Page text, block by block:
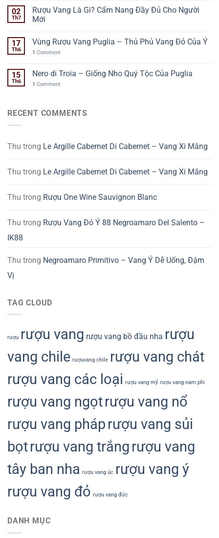
02
Th7
Rượu Vang Là Gì? Cẩm Nang Đầy Đủ Cho Người
Mới
17
Th6
Vùng Rượu Vang Puglia – Thủ Phủ Vang Đỏ Của Ý
1 Comment
15
Th6
Nero di Troia – Giống Nho Quý Tộc Của Puglia
1 Comment
RECENT COMMENTS
Thu trong Le Argille Cabernet Di Cabernet – Vang Xi Măng
Thu trong Le Argille Cabernet Di Cabernet – Vang Xi Măng
Thu trong Rượu One Wine Sauvignon Blanc
Thu trong Rượu Vang Đỏ Ý 88 Negroamaro Del Salento –
IK88
Thu trong Negroamaro Primitivo – Vang Ý Dễ Uống, Đậm
Vị
TAG CLOUD
rượu rượu vang rượu vang bồ đầu nha rượu
vang chile rượuvang chile rượu vang chát
rượu vang các loại rượu vang mỹ rượu vang nam phi
rượu vang ngọtrượu vang nổ
rượu vang pháp rượu vang sủi
bọtrượu vang trắng rượu vang
tây ban nha rượu vang úc rượu vang ý
rượu vang đỏ rượu vang đức
DANH MỤC